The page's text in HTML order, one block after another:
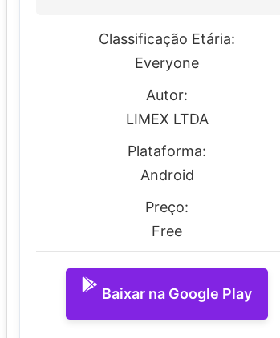
Classificação Etária:
Everyone
Autor:
LIMEX LTDA
Plataforma:
Android
Preço:
Free
Baixar na Google Play